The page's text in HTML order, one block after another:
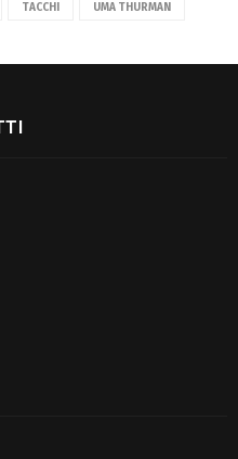
TACCHI UMA THURMAN